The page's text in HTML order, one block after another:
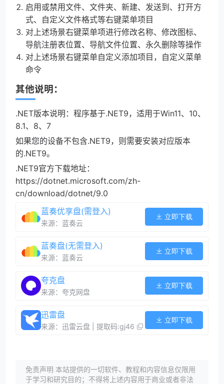
启用或禁用文件、文件夹、新建、发送到、打开方
式、自定义文件格式等右键菜单项目
对上述场景右键菜单项进行修改名称、修改图标、
导航注册表位置、导航文件位置、永久删除等操作
对上述场景右键菜单自定义添加项目，自定义菜单
命令
其他说明：
.NET版本说明：程序基于.NET9，适用于Win11、10、
8.1、8、7
如果您的设备不包含.NET9，则需要安装对应版本
的.NET9。
.NET9官方下载地址：
https://dotnet.microsoft.com/zh-
cn/download/dotnet/9.0
蓝奏优享盘(需登入)
来源：蓝奏云
立即下载
蓝奏盘(无需登入)
来源：蓝奏云
立即下载
夸克盘
来源：夸克网盘
立即下载
迅雷盘
来源：迅雷云盘 | 提取码:gj46
立即下载
免责声明 本站提供的一切软件、教程和内容信息仅限用
于学习和研究目的；不得将上述内容用于商业或者非法